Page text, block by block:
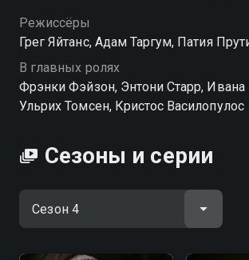
Режиссёры
Грег Яйтанс, Адам Таргум, Патия
В главных ролях
Фрэнки Фэйзон, Энтони Старр,
Ульрих Томсен, Кристос Василопулос
Сезоны и серии